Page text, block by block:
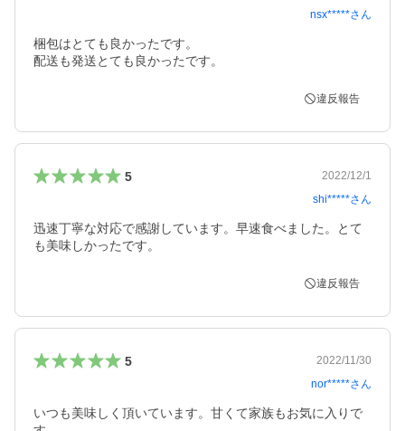
nsx*****さん
梱包はとても良かったです。
配送も発送とても良かったです。
違反報告
5
2022/12/1
shi*****さん
迅速丁寧な対応で感謝しています。早速食べました。とて
も美味しかったです。
違反報告
5
2022/11/30
nor*****さん
いつも美味しく頂いています。甘くて家族もお気に入りで